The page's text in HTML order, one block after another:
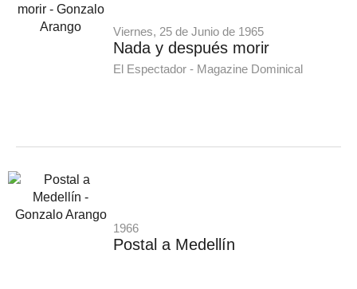
Viernes, 25 de Junio de 1965
Nada y después morir
El Espectador - Magazine Dominical
1966
Postal a Medellín